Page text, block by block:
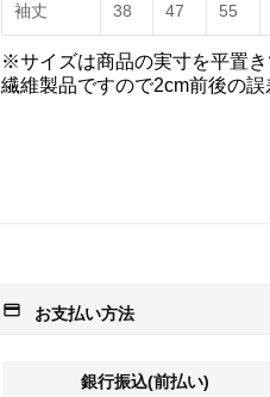
袖丈 38 47 55
※サイズは商品の実寸を平置き
繊維製品ですので2cm前後の誤
payment お支払い方法
銀行振込(前払い)